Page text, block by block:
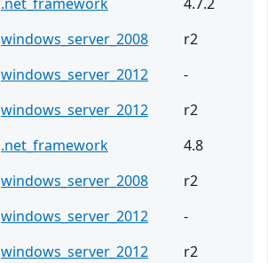
windows_server_2008
r2
windows_server_2012
-
windows_server_2012
r2
.net_framework
4.8
windows_server_2008
r2
windows_server_2012
-
windows_server_2012 r2